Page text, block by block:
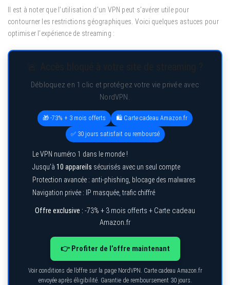
Il est à noter que l’utilisation d’un VPN peut s’avérer utile pour
contourner les restrictions géographiques. Voici quelques astuces pour
optimiser l’expérience de streaming :
Débloquez en 1 clic et protégez votre vie privée avec
NordVPN.
🎁 -73% + 3 mois offerts 🛍️ Carte cadeau Amazon.fr
✅ 30 jours satisfait ou remboursé
Le VPN numéro 1 dans le monde !
Jusqu’à 10 appareils sécurisés avec un seul compte
Protection avancée : anti-phishing, blocage des malwares
Navigation privée : IP masquée, trafic chiffré
Offre exclusive : -73% + 3 mois offerts + Carte cadeau
Amazon.fr
👉 Profiter de l’offre maintenant
Voir conditions de l’offre sur la page NordVPN. Carte cadeau Amazon.fr
envoyée après éligibilité. Garantie de remboursement 30 jours.